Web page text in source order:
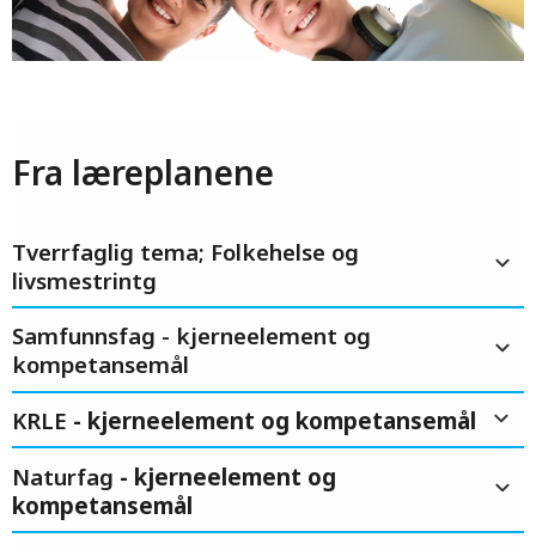
Fra læreplanene
Tverrfaglig tema; Folkehelse og
livsmestrintg
Samfunnsfag - kjerneelement og
kompetansemål
KRLE - kjerneelement og kompetansemål
Naturfag - kjerneelement og
kompetansemål